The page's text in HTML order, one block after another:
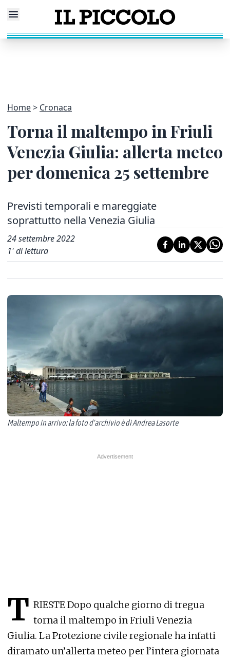
Home Cronaca
Torna il maltempo in Friuli
Venezia Giulia: allerta meteo
per domenica 25 settembre
Previsti temporali e mareggiate
soprattutto nella Venezia Giulia
24 settembre 2022
1' di lettura
Maltempo in arrivo: la foto d'archivio è di Andrea Lasorte
T RIESTE Dopo qualche giorno di tregua
torna il maltempo in Friuli Venezia
Giulia. La Protezione civile regionale ha infatti
diramato un’allerta meteo per l’intera giornata